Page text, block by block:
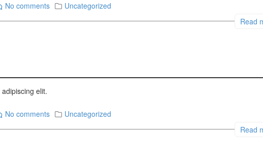
No comments
Uncategorized
Read
elit.
No comments
Uncategorized
Read